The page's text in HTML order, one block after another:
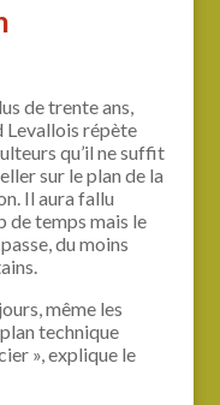
de trente ans,
Levallois répète
qu’il ne suffit
sur le plan de la
Il aura fallu
de temps mais le
du moins
même les
technique
», explique le